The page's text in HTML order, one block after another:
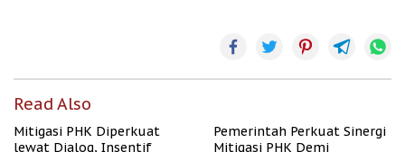
Read Also
Mitigasi PHK Diperkuat
lewat Dialog, Insentif
Pemerintah Perkuat Sinergi
Mitigasi PHK Demi